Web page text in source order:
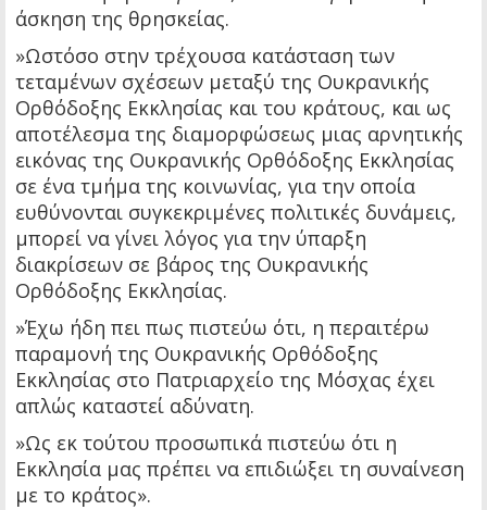
άσκηση της θρησκείας.
»Ωστόσο στην τρέχουσα κατάσταση των
τεταμένων σχέσεων μεταξύ της Ουκρανικής
Ορθόδοξης Εκκλησίας και του κράτους, και ως
αποτέλεσμα της διαμορφώσεως μιας αρνητικής
εικόνας της Ουκρανικής Ορθόδοξης Εκκλησίας
σε ένα τμήμα της κοινωνίας, για την οποία
ευθύνονται συγκεκριμένες πολιτικές δυνάμεις,
μπορεί να γίνει λόγος για την ύπαρξη
διακρίσεων σε βάρος της Ουκρανικής
Ορθόδοξης Εκκλησίας.
»Έχω ήδη πει πως πιστεύω ότι, η περαιτέρω
παραμονή της Ουκρανικής Ορθόδοξης
Εκκλησίας στο Πατριαρχείο της Μόσχας έχει
απλώς καταστεί αδύνατη.
»Ως εκ τούτου προσωπικά πιστεύω ότι η
Εκκλησία μας πρέπει να επιδιώξει τη συναίνεση
με το κράτος».